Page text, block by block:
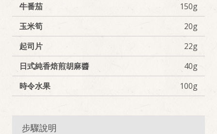
牛番茄
150g
玉米筍
20g
起司片
22g
日式純香焙煎胡麻醬
40g
時令水果
100g
步驟說明